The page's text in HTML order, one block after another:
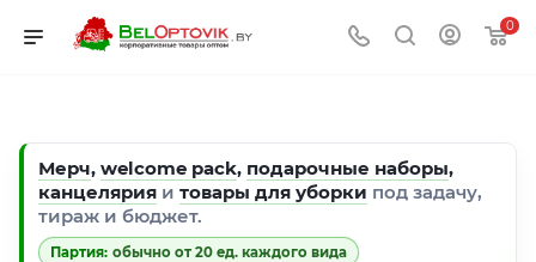
0
Мерч, welcome pack, подарочные наборы,
канцелярия и товары для уборки под задачу,
тираж и бюджет.
Партия: обычно от 20 ед. каждого вида